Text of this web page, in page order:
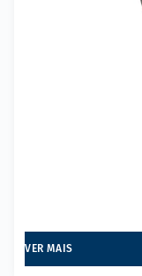
VER MAIS